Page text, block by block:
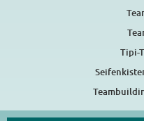
Tipi-